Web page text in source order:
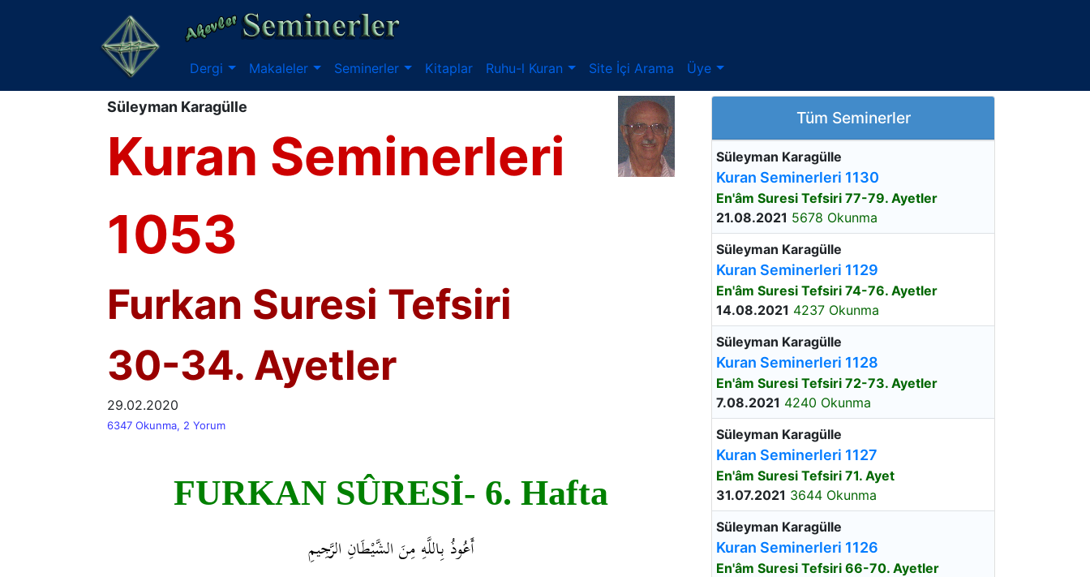
Dergi Makaleler Seminerler Kitaplar Ruhu-l Kuran Site İçi Arama Üye
Süleyman Karagülle
Kuran Seminerleri
1053
Furkan Suresi Tefsiri
30-34. Ayetler
29.02.2020
6347 Okunma, 2 Yorum
FURKAN SÛRESİ- 6. Hafta
أَعُوذُ بِاللَّهِ مِنَ الشَّيْطَانِ الرَّجِيمِ
Tüm Seminerler
Süleyman Karagülle
Kuran Seminerleri 1130
En'âm Suresi Tefsiri 77-79. Ayetler
21.08.2021 5678 Okunma
Süleyman Karagülle
Kuran Seminerleri 1129
En'âm Suresi Tefsiri 74-76. Ayetler
14.08.2021 4237 Okunma
Süleyman Karagülle
Kuran Seminerleri 1128
En'âm Suresi Tefsiri 72-73. Ayetler
7.08.2021 4240 Okunma
Süleyman Karagülle
Kuran Seminerleri 1127
En'âm Suresi Tefsiri 71. Ayet
31.07.2021 3644 Okunma
Süleyman Karagülle
Kuran Seminerleri 1126
En'âm Suresi Tefsiri 66-70. Ayetler